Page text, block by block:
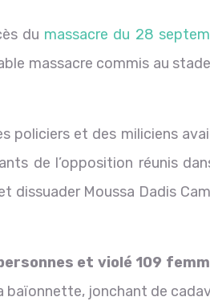
du massacre du 28
massacre commis au
policiers et des miliciens
de l’opposition réunis
dissuader Moussa Dadis
et violé 109
baïonnette, jonchant de